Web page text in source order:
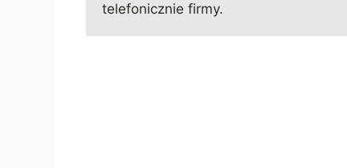
telefonicznie firmy.